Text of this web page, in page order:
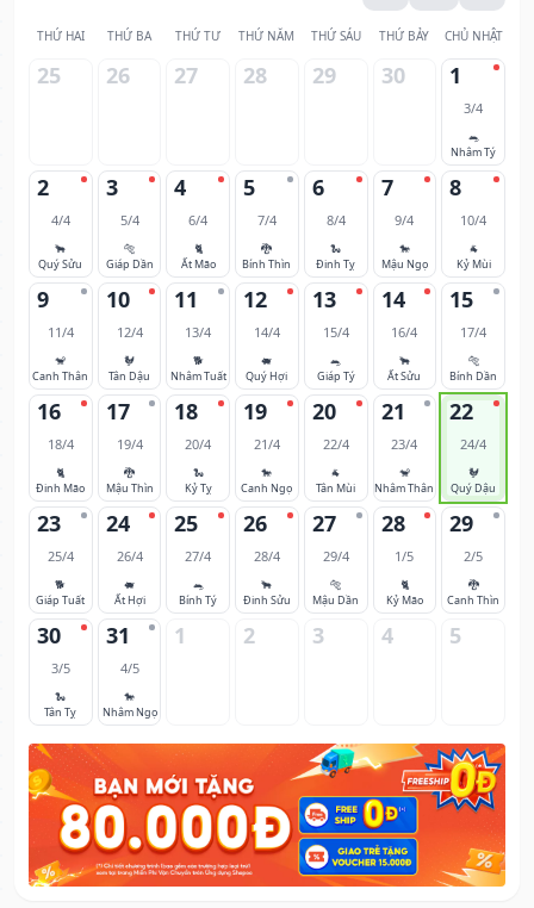
THỨ HAI THỨ BA THỨ TƯ THỨ NĂM THỨ SÁU THỨ BẢY CHỦ NHẬT
25 26 27 28 29 30 1
3/4
🐀
Nhâm Tý
2
4/4
🐂
Quý Sửu
3
5/4
🐅
Giáp Dần
4
6/4
🐈
Ất Mão
5
7/4
🐉
Bính Thìn
6
8/4
🐍
Đinh Tỵ
7
9/4
🐎
Mậu Ngọ
8
10/4
🐐
Kỷ Mùi
9
11/4
🐒
Canh Thân
10
12/4
🐓
Tân Dậu
11
13/4
🐕
Nhâm Tuất
12
14/4
🐖
Quý Hợi
13
15/4
🐀
Giáp Tý
14
16/4
🐂
Ất Sửu
15
17/4
🐅
Bính Dần
16
18/4
🐈
Đinh Mão
17
19/4
🐉
Mậu Thìn
18
20/4
🐍
Kỷ Tỵ
19
21/4
🐎
Canh Ngọ
20
22/4
🐐
Tân Mùi
21
23/4
🐒
Nhâm Thân
22
24/4
🐓
Quý Dậu
23
25/4
🐕
Giáp Tuất
24
26/4
🐖
Ất Hợi
25
27/4
🐀
Bính Tý
26
28/4
🐂
Đinh Sửu
27
29/4
🐅
Mậu Dần
28
1/5
🐈
Kỷ Mão
29
2/5
🐉
Canh Thìn
30
3/5
🐍
Tân Tỵ
31
4/5
🐎
Nhâm Ngọ
1 2 3 4 5